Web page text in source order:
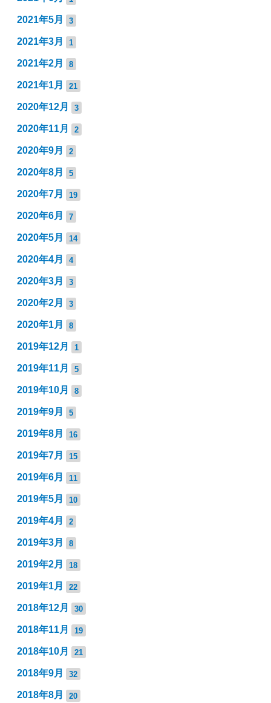
2021年5月 3
2021年3月 1
2021年2月 8
2021年1月 21
2020年12月 3
2020年11月 2
2020年9月 2
2020年8月 5
2020年7月 19
2020年6月 7
2020年5月 14
2020年4月 4
2020年3月 3
2020年2月 3
2020年1月 8
2019年12月 1
2019年11月 5
2019年10月 8
2019年9月 5
2019年8月 16
2019年7月 15
2019年6月 11
2019年5月 10
2019年4月 2
2019年3月 8
2019年2月 18
2019年1月 22
2018年12月 30
2018年11月 19
2018年10月 21
2018年9月 32
2018年8月 20